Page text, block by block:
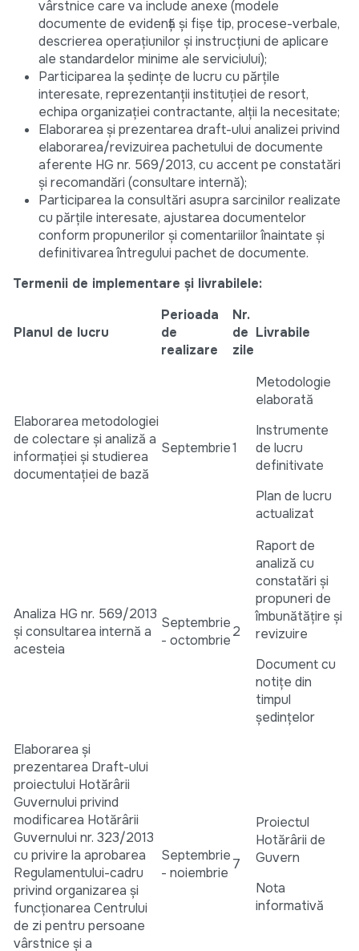
vârstnice care va include anexe (modele
documente de evidență și fișe tip, procese-verbale,
descrierea operațiunilor și instrucțiuni de aplicare
ale standardelor minime ale serviciului);
Participarea la ședințe de lucru cu părțile
interesate, reprezentanții instituției de resort,
echipa organizației contractante, alții la necesitate;
Elaborarea și prezentarea draft-ului analizei privind
elaborarea/revizuirea pachetului de documente
aferente HG nr. 569/2013, cu accent pe constatări
și recomandări (consultare internă);
Participarea la consultări asupra sarcinilor realizate
cu părțile interesate, ajustarea documentelor
conform propunerilor și comentariilor înaintate și
definitivarea întregului pachet de documente.
Termenii de implementare și livrabilele:
Planul de lucru
Perioada
de
realizare
Nr.
de
zile
Livrabile
Elaborarea metodologiei
de colectare și analiză a
informației și studierea
documentației de bază
Septembrie1
Metodologie
elaborată
Instrumente
de lucru
definitivate
Plan de lucru
actualizat
Analiza HG nr. 569/2013
și consultarea internă a
acesteia
Septembrie
- octombrie
2
Raport de
analiză cu
constatări și
propuneri de
îmbunătățire și
revizuire
Document cu
notițe din
timpul
ședințelor
Elaborarea și
prezentarea Draft-ului
proiectului Hotărârii
Guvernului privind
modificarea Hotărârii
Guvernului nr. 323/2013
cu privire la aprobarea
Regulamentului-cadru
privind organizarea şi
funcționarea Centrului
de zi pentru persoane
vârstnice şi a
Septembrie
- noiembrie
7
Proiectul
Hotărârii de
Guvern
Nota
informativă